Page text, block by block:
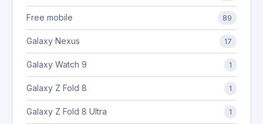
Free mobile 89
Galaxy Nexus 17
Galaxy Watch 9 1
Galaxy Z Fold 8 1
Galaxy Z Fold 8 Ultra 1